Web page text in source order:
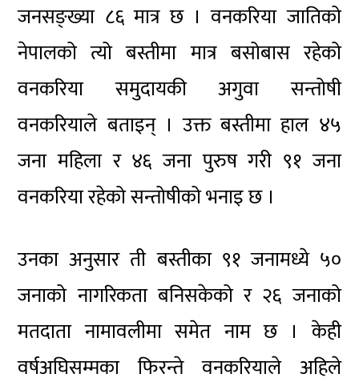
जनसङ्ख्या ८६ मात्र छ । वनकरिया जातिको
नेपालको त्यो बस्तीमा मात्र बसोबास रहेको
वनकरिया समुदायकी अगुवा सन्तोषी
वनकरियाले बताइन् । उक्त बस्तीमा हाल ४५
जना महिला र ४६ जना पुरुष गरी ९१ जना
वनकरिया रहेको सन्तोषीको भनाइ छ ।
उनका अनुसार ती बस्तीका ९१ जनामध्ये ५०
जनाको नागरिकता बनिसकेको र २६ जनाको
मतदाता नामावलीमा समेत नाम छ । केही
वर्षअघिसम्मका फिरन्ते वनकरियाले अहिले